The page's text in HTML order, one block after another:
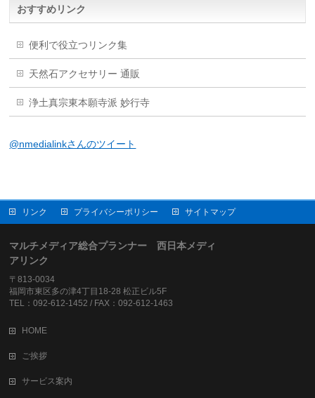
おすすめリンク
便利で役立つリンク集
天然石アクセサリー 通販
浄土真宗東本願寺派 妙行寺
@nmedialinkさんのツイート
リンク プライバシーポリシー サイトマップ
マルチメディア総合プランナー 西日本メディ
アリンク
〒813-0034
福岡市東区多の津4丁目18-28 松正ビル5F
TEL：092-612-1452 / FAX：092-612-1463
HOME
ご挨拶
サービス案内